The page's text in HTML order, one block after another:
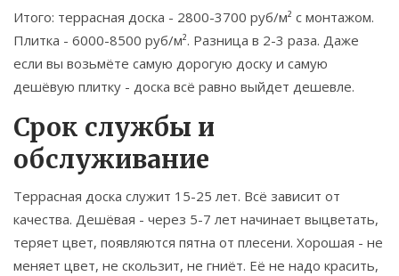
Итого: террасная доска - 2800-3700 руб/м² с монтажом.
Плитка - 6000-8500 руб/м². Разница в 2-3 раза. Даже
если вы возьмёте самую дорогую доску и самую
дешёвую плитку - доска всё равно выйдет дешевле.
Срок службы и
обслуживание
Террасная доска служит 15-25 лет. Всё зависит от
качества. Дешёвая - через 5-7 лет начинает выцветать,
теряет цвет, появляются пятна от плесени. Хорошая - не
меняет цвет, не скользит, не гниёт. Её не надо красить,